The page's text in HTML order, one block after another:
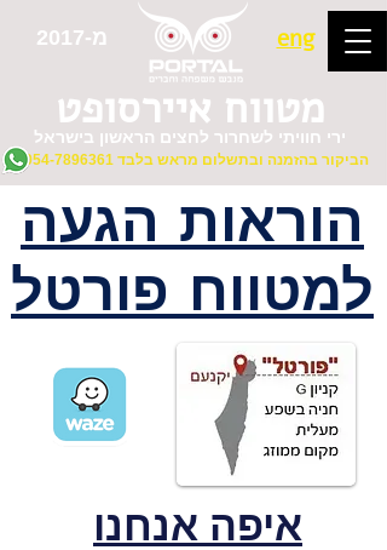
eng
מטווח איירסופט
ירי חוויתי לשחרור לחצים הראשון בישראל
מ-2017
הביקור בהזמנה ובתשלום מראש בלבד 054-7896361
הוראות הגעה
למטווח פורטל
איפה אנחנו